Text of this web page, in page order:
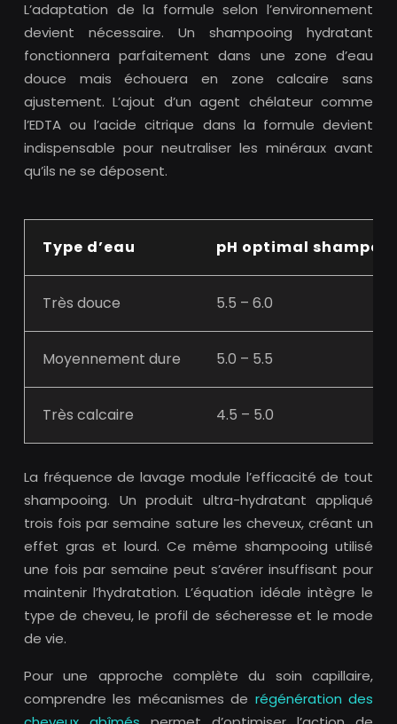
L’adaptation de la formule selon l’environnement
devient nécessaire. Un shampooing hydratant
fonctionnera parfaitement dans une zone d’eau
douce mais échouera en zone calcaire sans
ajustement. L’ajout d’un agent chélateur comme
l’EDTA ou l’acide citrique dans la formule devient
indispensable pour neutraliser les minéraux avant
qu’ils ne se déposent.
Type d’eau pH optimal
Très douce 5.5 – 6.0
Moyennement dure 5.0 – 5.5
Très calcaire 4.5 – 5.0
La fréquence de lavage module l’efficacité de tout
shampooing. Un produit ultra-hydratant appliqué
trois fois par semaine sature les cheveux, créant un
effet gras et lourd. Ce même shampooing utilisé
une fois par semaine peut s’avérer insuffisant pour
maintenir l’hydratation. L’équation idéale intègre le
type de cheveu, le profil de sécheresse et le mode
de vie.
Pour une approche complète du soin capillaire,
comprendre les mécanismes de régénération des